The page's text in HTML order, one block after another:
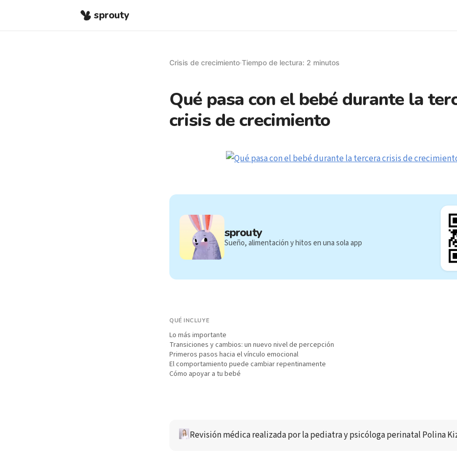
sprouty
Crisis de crecimiento·Tiempo de lectura: 2 minutos
Qué pasa con el bebé durante la
crisis de crecimiento
sprouty
Sueño, alimentación y hitos en una sola app
QUÉ INCLUYE
Lo más importante
Transiciones y cambios: un nuevo nivel de percepción
Primeros pasos hacia el vínculo emocional
El comportamiento puede cambiar repentinamente
Cómo apoyar a tu bebé
Revisión médica realizada por la pediatra y psicóloga perinatal Polina